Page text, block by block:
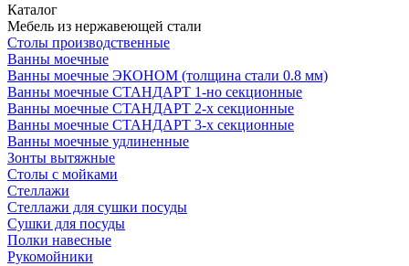
Каталог
Мебель из нержавеющей стали
Столы производственные
Ванны моечные
Ванны моечные ЭКОНОМ (толщина стали 0.8 мм)
Ванны моечные СТАНДАРТ 1-но секционные
Ванны моечные СТАНДАРТ 2-х секционные
Ванны моечные СТАНДАРТ 3-х секционные
Ванны моечные удлиненные
Зонты вытяжные
Столы с мойками
Стеллажи
Стеллажи для сушки посуды
Сушки для посуды
Полки навесные
Рукомойники